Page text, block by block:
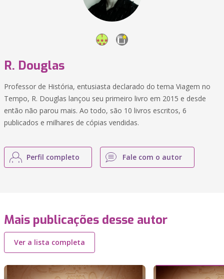
R. Douglas
Professor de História, entusiasta declarado do tema Viagem no
Tempo, R. Douglas lançou seu primeiro livro em 2015 e desde
então não parou mais. Ao todo, são 10 livros escritos, 6
publicados e milhares de cópias vendidas.
Perfil completo Fale com o autor
Mais publicações desse autor
Ver a lista completa